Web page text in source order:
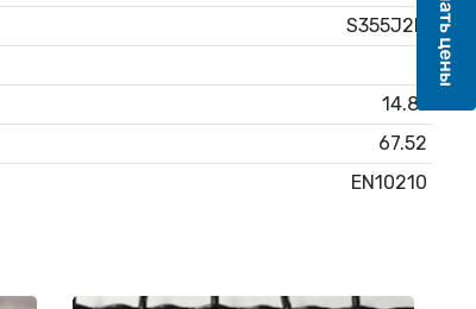
S355J2H
14.81
67.52
EN10210